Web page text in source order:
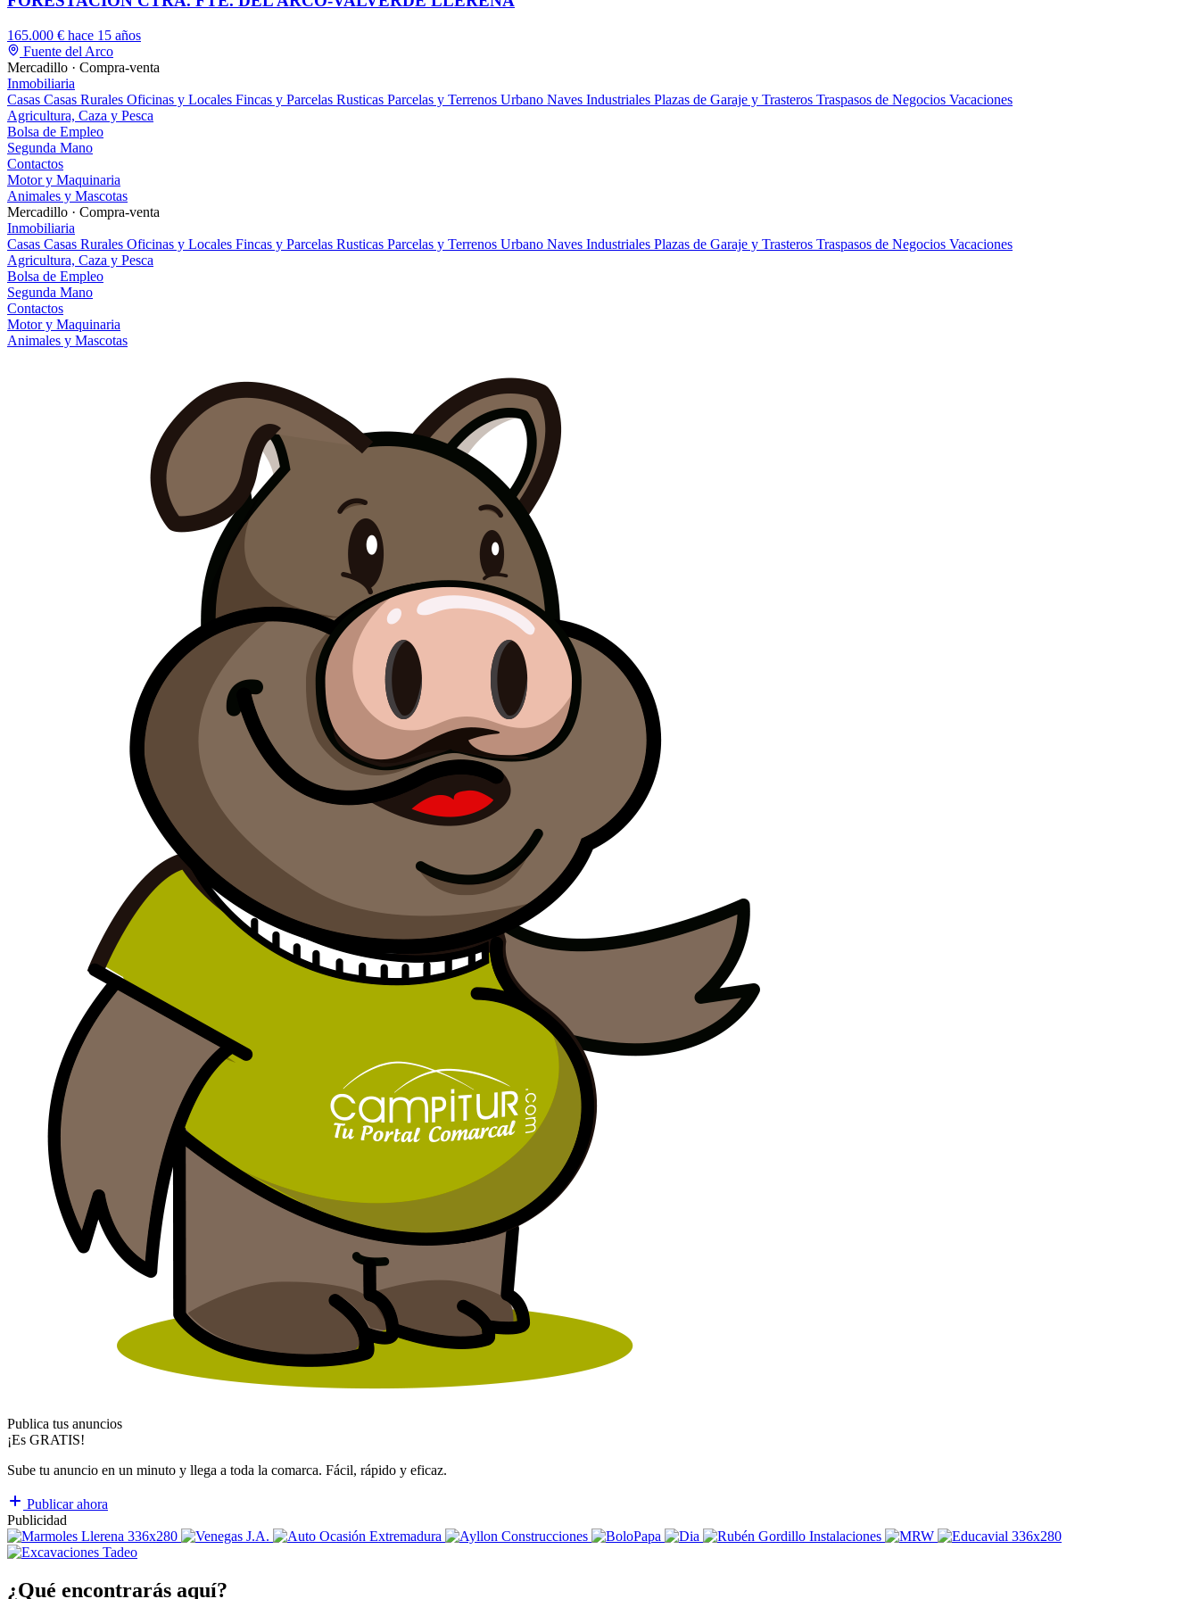
165.000 € hace 15 años
Fuente del Arco
Mercadillo · Compra-venta
Inmobiliaria
Casas Casas Rurales Oficinas y Locales Fincas y Parcelas Rusticas Parcelas y Terrenos Urbano Naves Industriales Plazas de Garaje y Trasteros Traspasos de Negocios Vacaciones
Agricultura, Caza y Pesca
Bolsa de Empleo
Segunda Mano
Contactos
Motor y Maquinaria
Animales y Mascotas
Mercadillo · Compra-venta
Inmobiliaria
Casas Casas Rurales Oficinas y Locales Fincas y Parcelas Rusticas Parcelas y Terrenos Urbano Naves Industriales Plazas de Garaje y Trasteros Traspasos de Negocios Vacaciones
Agricultura, Caza y Pesca
Bolsa de Empleo
Segunda Mano
Contactos
Motor y Maquinaria
Animales y Mascotas
Publica tus anuncios
¡Es GRATIS!
Sube tu anuncio en un minuto y llega a toda la comarca. Fácil, rápido y eficaz.
Publicar ahora
Publicidad
¿Qué encontrarás aquí?